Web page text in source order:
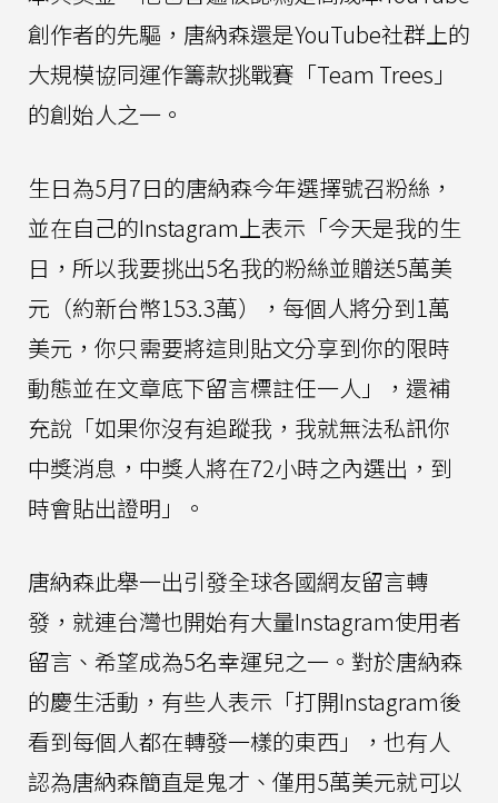
創作者的先驅，唐納森還是YouTube社群上的
大規模協同運作籌款挑戰賽「Team Trees」
的創始人之一。
生日為5月7日的唐納森今年選擇號召粉絲，
並在自己的Instagram上表示「今天是我的生
日，所以我要挑出5名我的粉絲並贈送5萬美
元（約新台幣153.3萬），每個人將分到1萬
美元，你只需要將這則貼文分享到你的限時
動態並在文章底下留言標註任一人」，還補
充說「如果你沒有追蹤我，我就無法私訊你
中獎消息，中獎人將在72小時之內選出，到
時會貼出證明」。
唐納森此舉一出引發全球各國網友留言轉
發，就連台灣也開始有大量Instagram使用者
留言、希望成為5名幸運兒之一。對於唐納森
的慶生活動，有些人表示「打開Instagram後
看到每個人都在轉發一樣的東西」，也有人
認為唐納森簡直是鬼才、僅用5萬美元就可以